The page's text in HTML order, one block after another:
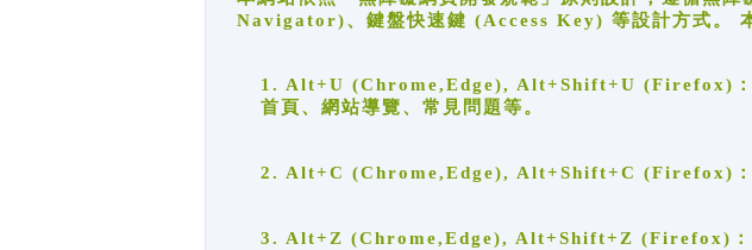
Navigator)、鍵盤快速鍵 (Access Key) 等設計方式。
1. Alt+U (Chrome,Edge), Alt+Shift+U (Firefox)：
首頁、網站導覽、常見問題等。
2. Alt+C (Chrome,Edge), Alt+Shift+C (Firefox)：
3. Alt+Z (Chrome,Edge), Alt+Shift+Z (Firefox)：